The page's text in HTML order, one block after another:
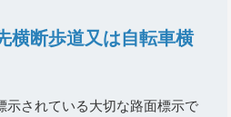
横断歩道又は自転車横
示されている大切な路面標示で